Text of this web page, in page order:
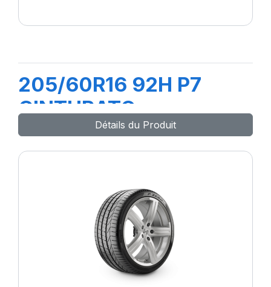
205/60R16 92H P7
CINTURATO
Détails du Produit